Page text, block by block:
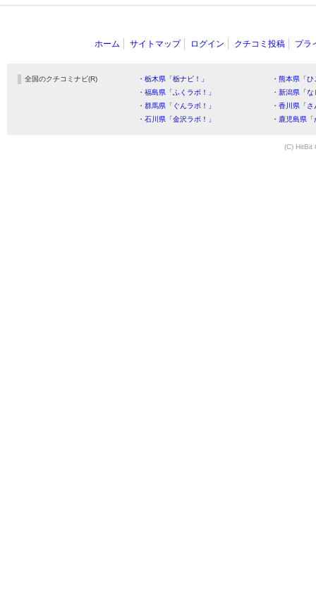
ホーム サイトマップ ログイン クチコミ投稿 プラ
全国のクチコミナビ(R) ・栃木県「栃ナビ！」
・熊本県「
・福島県「ふくラボ！」
・新潟県「
・群馬県「ぐんラボ！」
・香川県「
・石川県「金沢ラボ！」
・鹿児島県
(C) HitBit